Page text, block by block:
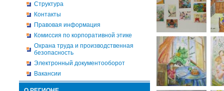
Структура
Контакты
Правовая информация
Комиссия по корпоративной этике
Охрана труда и производственная
безопасность
Электронный документооборот
Вакансии